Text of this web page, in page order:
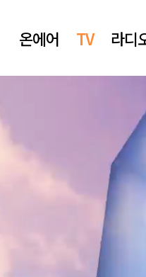
온에어 TV 라디